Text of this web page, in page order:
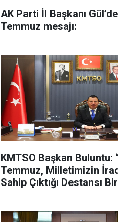
AK Parti İl Başkanı
Temmuz mesajı:
KMTSO Başkan Buluntu:
Temmuz, Milletimizin
Sahip Çıktığı Destansı